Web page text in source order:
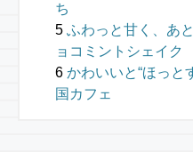
ち
ふわっと甘く、あ
ョコミントシェイク
かわいいと“ほっと
国カフェ